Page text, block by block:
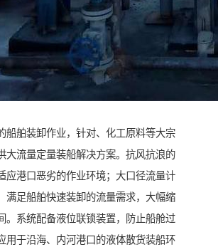
船舶装卸作业，针对、化工原料等大宗
大流量定量装船解决方案。抗风抗浪的
应港口恶劣的作业环境；大口径流量计
满足船舶快速装卸的流量需求，大幅缩
。系统配备液位联锁装置，防止船舱过
用于沿海、内河港口的液体散货装船环